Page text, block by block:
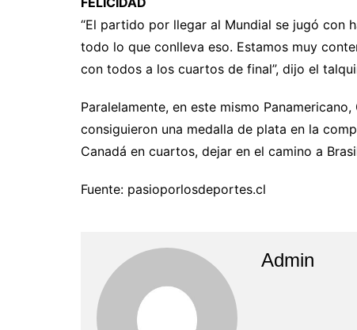
“El partido por llegar al Mundial se jugó con
todo lo que conlleva eso. Estamos muy
con todos a los cuartos de final”, dijo el
Paralelamente, en este mismo
consiguieron una medalla de plata en la
Canadá en cuartos, dejar en el camino a
Fuente: pasioporlosdeportes.cl
Admin